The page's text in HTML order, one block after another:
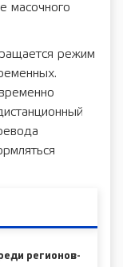
масочного
режим
регионов-